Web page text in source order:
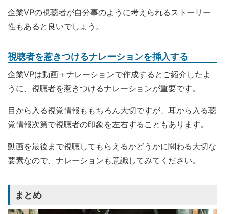
企業VPの視聴者が自分事のように考えられるストーリー
性もあると良いでしょう。
視聴者を惹きつけるナレーションを挿入する
企業VPは動画＋ナレーションで作成するとご紹介したよ
うに、視聴者を惹きつけるナレーションが重要です。
目から入る視覚情報ももちろん大切ですが、耳から入る聴
覚情報次第で視聴者の印象を左右することもあります。
動画を最後まで視聴してもらえるかどうかに関わる大切な
要素なので、ナレーションも意識してみてください。
まとめ